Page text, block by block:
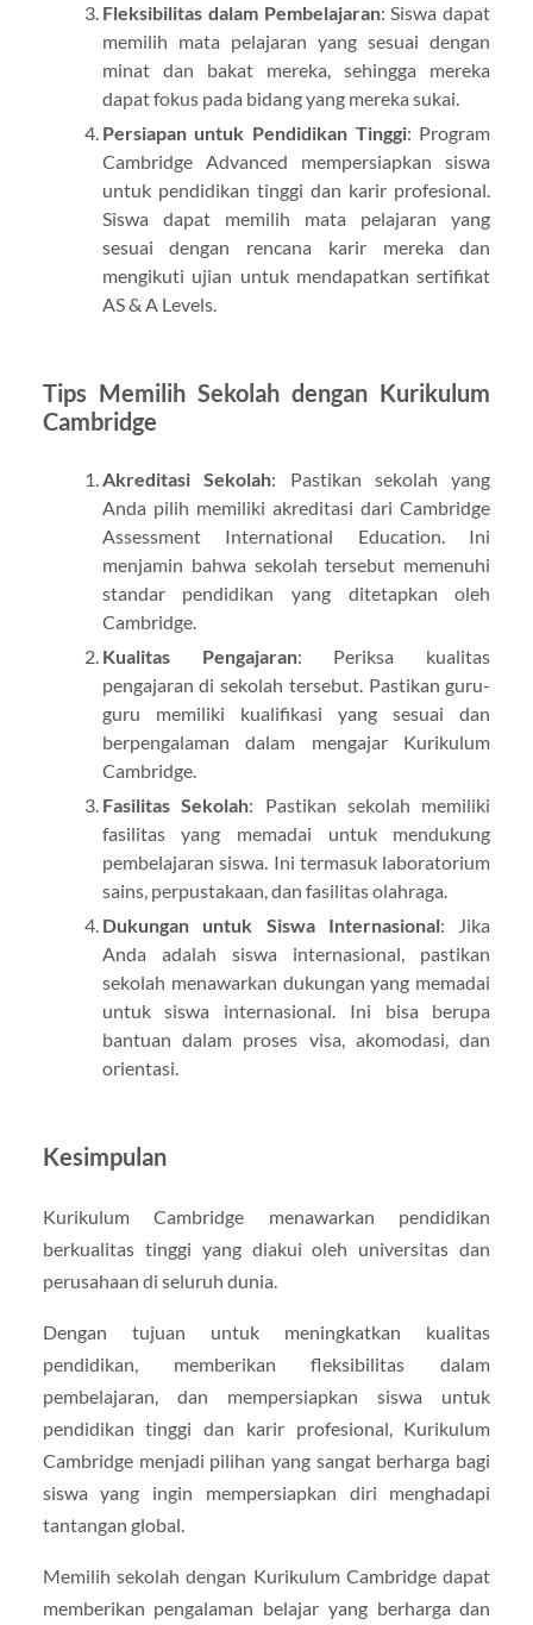
Fleksibilitas dalam Pembelajaran: Siswa dapat
memilih mata pelajaran yang sesuai dengan
minat dan bakat mereka, sehingga mereka
dapat fokus pada bidang yang mereka sukai.
Persiapan untuk Pendidikan Tinggi: Program
Cambridge Advanced mempersiapkan siswa
untuk pendidikan tinggi dan karir profesional.
Siswa dapat memilih mata pelajaran yang
sesuai dengan rencana karir mereka dan
mengikuti ujian untuk mendapatkan sertifikat
AS & A Levels.
Tips Memilih Sekolah dengan Kurikulum
Cambridge
Akreditasi Sekolah: Pastikan sekolah yang
Anda pilih memiliki akreditasi dari Cambridge
Assessment International Education. Ini
menjamin bahwa sekolah tersebut memenuhi
standar pendidikan yang ditetapkan oleh
Cambridge.
Kualitas Pengajaran: Periksa kualitas
pengajaran di sekolah tersebut. Pastikan guru-
guru memiliki kualifikasi yang sesuai dan
berpengalaman dalam mengajar Kurikulum
Cambridge.
Fasilitas Sekolah: Pastikan sekolah memiliki
fasilitas yang memadai untuk mendukung
pembelajaran siswa. Ini termasuk laboratorium
sains, perpustakaan, dan fasilitas olahraga.
Dukungan untuk Siswa Internasional: Jika
Anda adalah siswa internasional, pastikan
sekolah menawarkan dukungan yang memadai
untuk siswa internasional. Ini bisa berupa
bantuan dalam proses visa, akomodasi, dan
orientasi.
Kesimpulan
Kurikulum Cambridge menawarkan pendidikan
berkualitas tinggi yang diakui oleh universitas dan
perusahaan di seluruh dunia.
Dengan tujuan untuk meningkatkan kualitas
pendidikan, memberikan fleksibilitas dalam
pembelajaran, dan mempersiapkan siswa untuk
pendidikan tinggi dan karir profesional, Kurikulum
Cambridge menjadi pilihan yang sangat berharga bagi
siswa yang ingin mempersiapkan diri menghadapi
tantangan global.
Memilih sekolah dengan Kurikulum Cambridge dapat
memberikan pengalaman belajar yang berharga dan